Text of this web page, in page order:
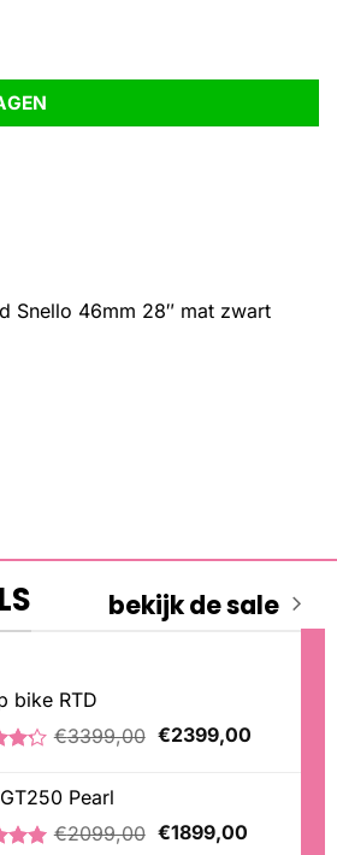
Snello 46mm 28″ mat zwart
bekijk de sale
bike RTD
5
€3399,00 Oorspronkelijke
€2399,00Huidige
Pearl
€2099,00 Oorspronkelijke
€1899,00Huidige